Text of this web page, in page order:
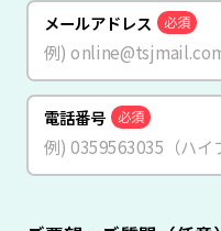
メールアドレス 必須
電話番号 必須